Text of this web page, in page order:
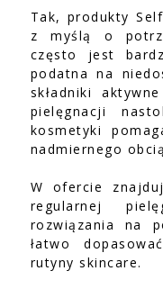
Tak, produkty
z myślą o
często jest
podatna na
składniki
pielęgnacji
kosmetyki
nadmiernego
W ofercie
regularnej
rozwiązania na
łatwo
rutyny skincare.